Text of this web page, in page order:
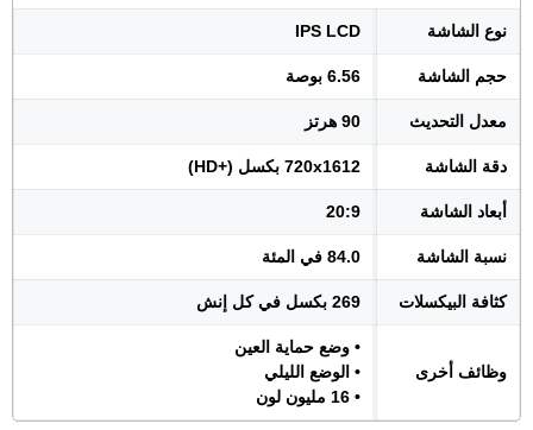
نوع الشاشة IPS LCD
حجم الشاشة 6.56 بوصة
معدل التحديث 90 هرتز
دقة الشاشة 720x1612 بكسل (+HD)
أبعاد الشاشة 20:9
نسبة الشاشة 84.0 في المئة
كثافة البيكسلات 269 بكسل في كل إنش
وظائف أخرى
• وضع حماية العين
• الوضع الليلي
• 16 مليون لون